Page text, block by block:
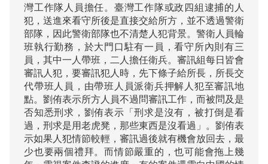
灣工作隊人員擔任。臺灣工作隊或政四組逮捕的人
犯，送進來看守所後是直接交給所方，並不透過警衛
部隊，因此警衛部隊也不清楚人犯背景。警衛人員輪
班執行勤務，於大門口駐有一員，看守所內則有三
員，其中一人帶班，二人擔任衛兵。審訊組每日皆會
審訊人犯，要審訊犯人時，先下條子給所長，所長交
代帶班人員，由帶班人員派衛兵押解人犯至審訊地
點。劉侑表示所方人員不過問審訊工作，而被問及是
否知悉刑求，劉侑表示「刑求是沒有，被打倒是看
過，刑求是用老虎凳，那些東西是沒看過」。劉侑表
示如果人犯情節較輕，審訊過後就有機會放回去，最
少也要兩個禮拜。而情節嚴重的，也可能會拖上幾